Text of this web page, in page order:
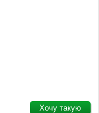
Хочу такую